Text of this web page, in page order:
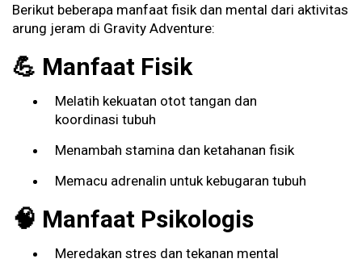
Berikut beberapa manfaat fisik dan mental dari aktivitas
arung jeram di Gravity Adventure:
💪 Manfaat Fisik
Melatih kekuatan otot tangan dan
koordinasi tubuh
Menambah stamina dan ketahanan fisik
Memacu adrenalin untuk kebugaran tubuh
🧠 Manfaat Psikologis
Meredakan stres dan tekanan mental